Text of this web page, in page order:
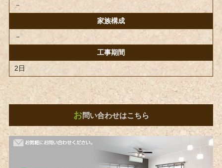
－
家族構成
－
工事期間
2日
お問い合わせはこちら